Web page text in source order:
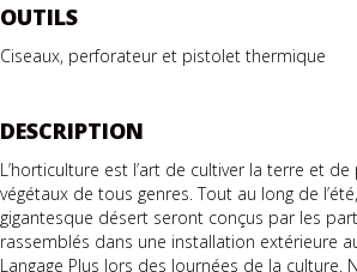
OUTILS
Ciseaux, perforateur et pistolet thermique
DESCRIPTION
L’horticulture est l’art de cultiver la terre et
végétaux de tous genres. Tout au long de
gigantesque désert seront conçus par les
rassemblés dans une installation extérieure
Langage Plus lors des Journées de la culture.